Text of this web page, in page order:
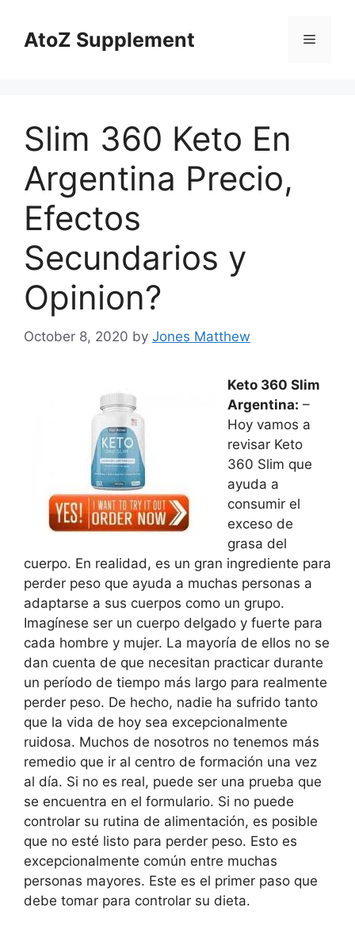
contentAtoZ Supplement Menu
Slim 360 Keto En
Argentina Precio,
Efectos
Secundarios y
Opinion?
October 8, 2020 by Jones Matthew
Keto 360 Slim
Argentina: –
Hoy vamos a
revisar Keto
360 Slim que
ayuda a
consumir el
exceso de
grasa del
cuerpo. En realidad, es un gran ingrediente para
perder peso que ayuda a muchas personas a
adaptarse a sus cuerpos como un grupo.
Imagínese ser un cuerpo delgado y fuerte para
cada hombre y mujer. La mayoría de ellos no se
dan cuenta de que necesitan practicar durante
un período de tiempo más largo para realmente
perder peso. De hecho, nadie ha sufrido tanto
que la vida de hoy sea excepcionalmente
ruidosa. Muchos de nosotros no tenemos más
remedio que ir al centro de formación una vez
al día. Si no es real, puede ser una prueba que
se encuentra en el formulario. Si no puede
controlar su rutina de alimentación, es posible
que no esté listo para perder peso. Esto es
excepcionalmente común entre muchas
personas mayores. Este es el primer paso que
debe tomar para controlar su dieta.